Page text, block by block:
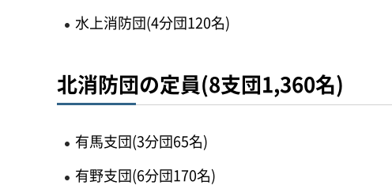
水上消防団(4分団120名)
北消防団の定員(8支団1,360名)
有馬支団(3分団65名)
有野支団(6分団170名)